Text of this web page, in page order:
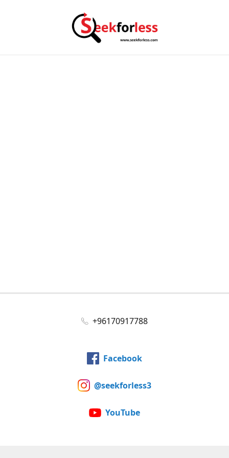
+96170917788
Facebook
@seekforless3
YouTube